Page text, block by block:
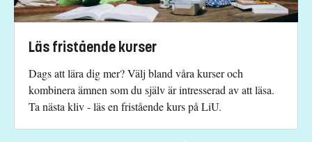
+4613284621
maria.sommaralm@liu.se
+4613284678
Anette Starborg
Läs fristående kurser
Dags att lära dig mer? Välj bland våra kurser och
kombinera ämnen som du själv är intresserad av att läsa.
Ta nästa kliv - läs en fristående kurs på LiU.